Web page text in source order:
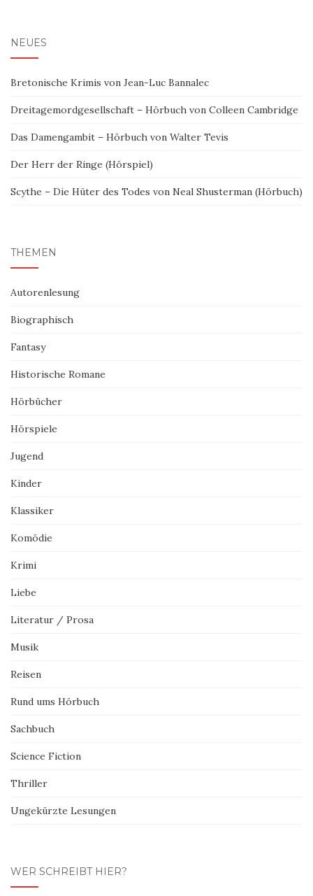
NEUES
Bretonische Krimis von Jean-Luc Bannalec
Dreitagemordgesellschaft – Hörbuch von Colleen Cambridge
Das Damengambit – Hörbuch von Walter Tevis
Der Herr der Ringe (Hörspiel)
Scythe – Die Hüter des Todes von Neal Shusterman (Hörbuch)
THEMEN
Autorenlesung
Biographisch
Fantasy
Historische Romane
Hörbücher
Hörspiele
Jugend
Kinder
Klassiker
Komödie
Krimi
Liebe
Literatur / Prosa
Musik
Reisen
Rund ums Hörbuch
Sachbuch
Science Fiction
Thriller
Ungekürzte Lesungen
WER SCHREIBT HIER?